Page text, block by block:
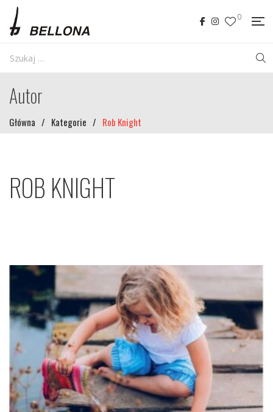
0
Autor
Główna / Kategorie / Rob Knight
ROB KNIGHT